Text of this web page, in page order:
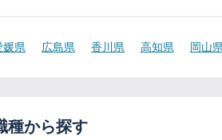
媛県 広島県 香川県 高知県 岡山県
種から探す